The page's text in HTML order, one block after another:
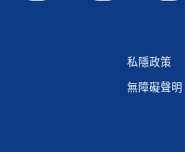
私隱政策
無障礙聲明